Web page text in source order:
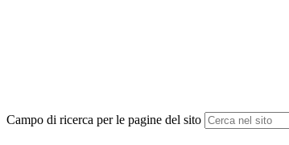
Campo di ricerca per le pagine del sito